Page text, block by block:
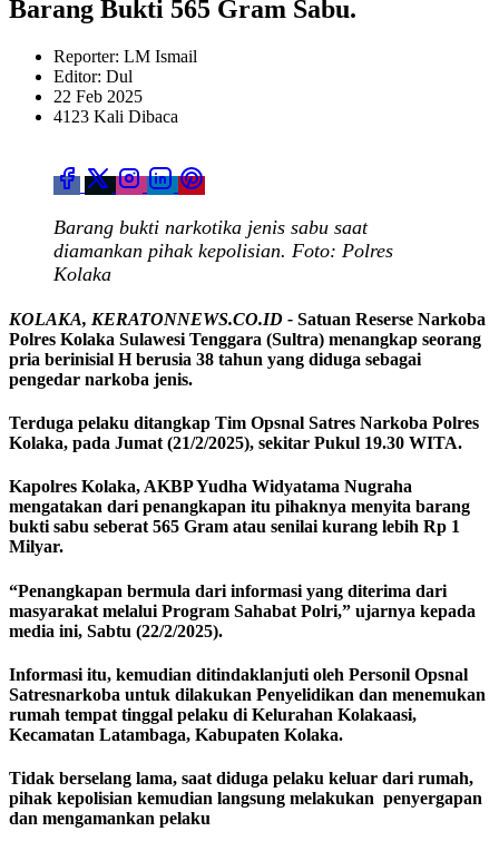
Barang Bukti 565 Gram Sabu.
Reporter: LM Ismail
Editor: Dul
22 Feb 2025
4123 Kali Dibaca
Barang bukti narkotika jenis sabu saat
diamankan pihak kepolisian. Foto: Polres
Kolaka
KOLAKA, KERATONNEWS.CO.ID - Satuan Reserse Narkoba
Polres Kolaka Sulawesi Tenggara (Sultra) menangkap seorang
pria berinisial H berusia 38 tahun yang diduga sebagai
pengedar narkoba jenis.
Terduga pelaku ditangkap Tim Opsnal Satres Narkoba Polres
Kolaka, pada Jumat (21/2/2025), sekitar Pukul 19.30 WITA.
Kapolres Kolaka, AKBP Yudha Widyatama Nugraha
mengatakan dari penangkapan itu pihaknya menyita barang
bukti sabu seberat 565 Gram atau senilai kurang lebih Rp 1
Milyar.
“Penangkapan bermula dari informasi yang diterima dari
masyarakat melalui Program Sahabat Polri,” ujarnya kepada
media ini, Sabtu (22/2/2025).
Informasi itu, kemudian ditindaklanjuti oleh Personil Opsnal
Satresnarkoba untuk dilakukan Penyelidikan dan menemukan
rumah tempat tinggal pelaku di Kelurahan Kolakaasi,
Kecamatan Latambaga, Kabupaten Kolaka.
Tidak berselang lama, saat diduga pelaku keluar dari rumah,
pihak kepolisian kemudian langsung melakukan penyergapan
dan mengamankan pelaku